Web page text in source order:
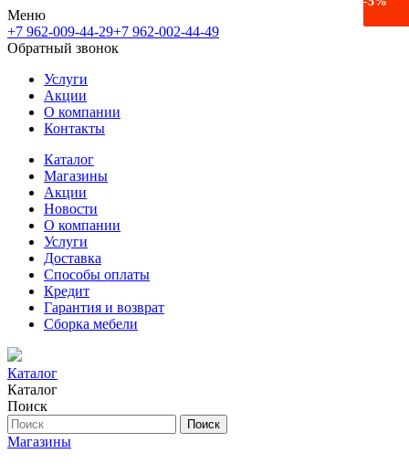
Меню
+7 962-009-44-29+7 962-002-44-49
Обратный звонок
Услуги
Акции
О компании
Контакты
Каталог
Магазины
Акции
Новости
О компании
Услуги
Доставка
Способы оплаты
Кредит
Гарантия и возврат
Сборка мебели
Каталог
Каталог
Поиск
Поиск
Магазины